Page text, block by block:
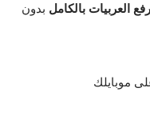
رفع العربيات بالكامل بدون
موبايلك